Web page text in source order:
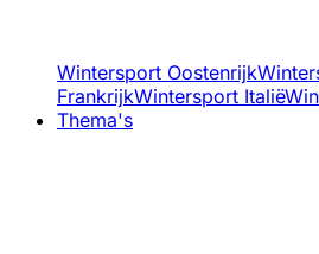
Wintersport Oostenrijk
FrankrijkWintersport Italië
Thema's